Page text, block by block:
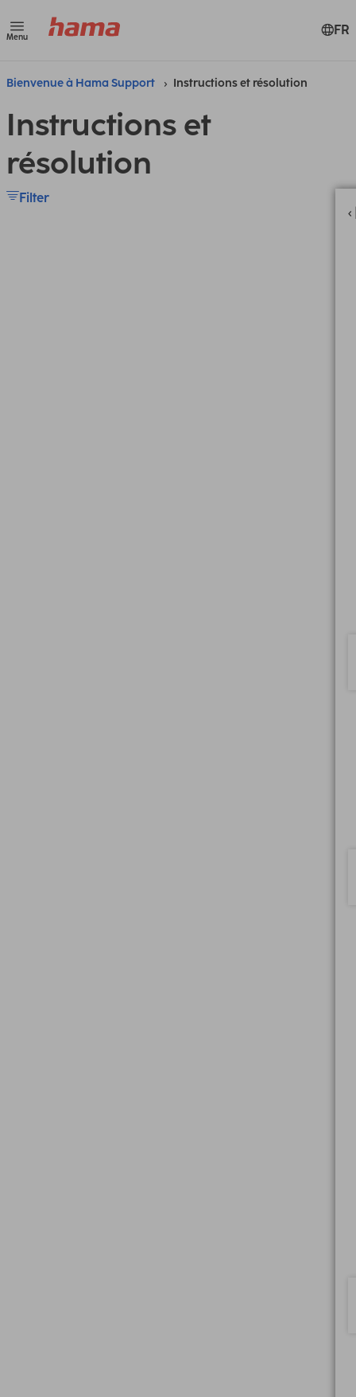
Menu FR
Bienvenue à Hama Support Instructions et résolution
Instructions et
résolution
Filter